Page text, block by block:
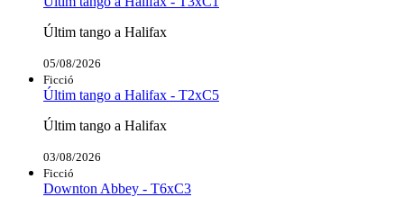
Últim tango a Halifax
05/08/2026
Ficció
Últim tango a Halifax - T2xC5
Últim tango a Halifax
03/08/2026
Ficció
Downton Abbey - T6xC3